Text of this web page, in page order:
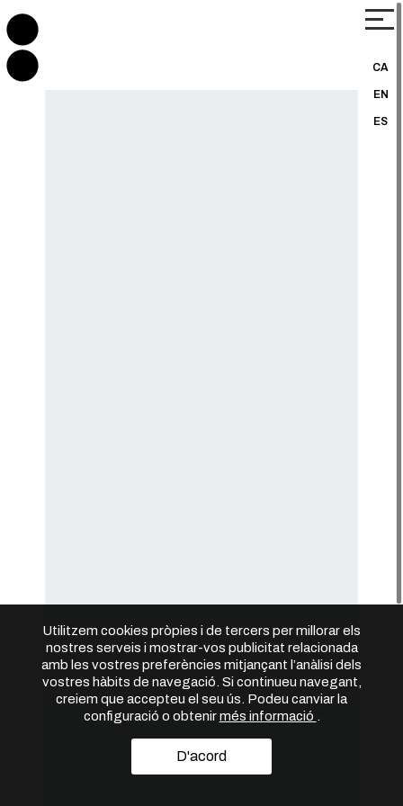
CA
EN
ES
Utilitzem cookies pròpies i de tercers per millorar els
nostres serveis i mostrar-vos publicitat relacionada
amb les vostres preferències mitjançant l’anàlisi dels
vostres hàbits de navegació. Si continueu navegant,
creiem que accepteu el seu ús. Podeu canviar la
configuració o obtenirmés informació
D'acord